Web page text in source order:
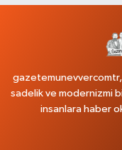
sadelik ve modernizmi
insanlara haber